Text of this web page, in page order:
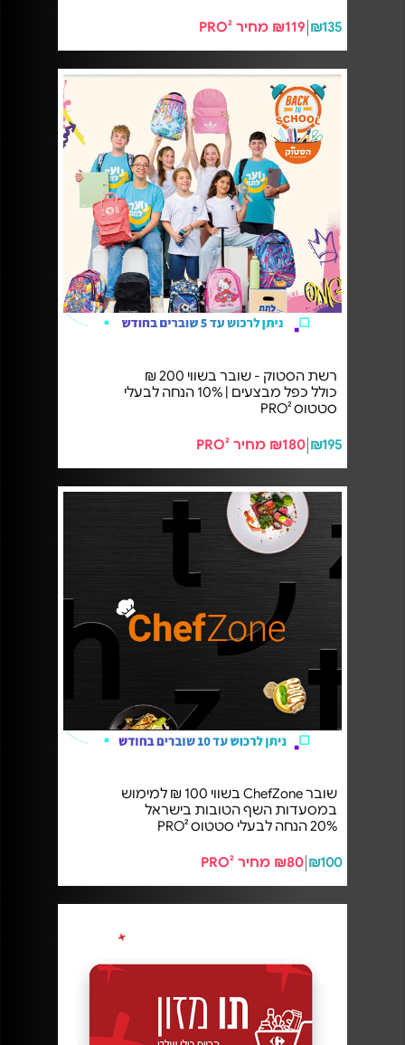
₪135 ₪119 מחיר PRO²
רשת הסטוק - שובר בשווי 200 ₪
כולל כפל מבצעים | 10% הנחה לבעלי
סטטוס PRO²
₪195 ₪180 מחיר PRO²
שובר ChefZone בשווי 100 ₪ למימוש
במסעדות השף הטובות בישראל
20% הנחה לבעלי סטטוס PRO²
₪100 ₪80 מחיר PRO²